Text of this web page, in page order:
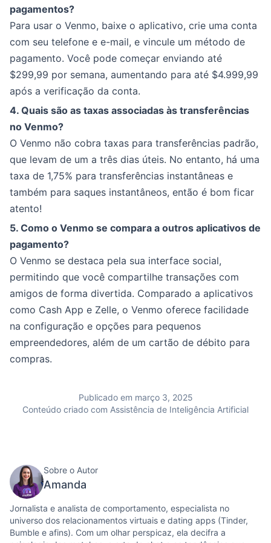
pagamentos?
Para usar o Venmo, baixe o aplicativo, crie uma conta
com seu telefone e e-mail, e vincule um método de
pagamento. Você pode começar enviando até
$299,99 por semana, aumentando para até $4.999,99
após a verificação da conta.
4. Quais são as taxas associadas às transferências
no Venmo?
O Venmo não cobra taxas para transferências padrão,
que levam de um a três dias úteis. No entanto, há uma
taxa de 1,75% para transferências instantâneas e
também para saques instantâneos, então é bom ficar
atento!
5. Como o Venmo se compara a outros aplicativos de
pagamento?
O Venmo se destaca pela sua interface social,
permitindo que você compartilhe transações com
amigos de forma divertida. Comparado a aplicativos
como Cash App e Zelle, o Venmo oferece facilidade
na configuração e opções para pequenos
empreendedores, além de um cartão de débito para
compras.
Publicado em março 3, 2025
Conteúdo criado com Assistência de Inteligência Artificial
Sobre o Autor
Amanda
Jornalista e analista de comportamento, especialista no
universo dos relacionamentos virtuais e dating apps (Tinder,
Bumble e afins). Com um olhar perspicaz, ela decifra a